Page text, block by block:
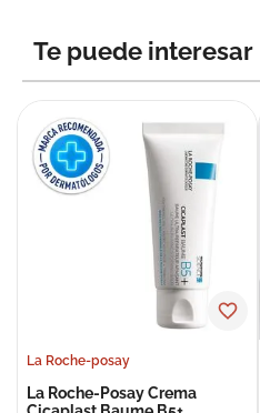
Te puede interesar
La Roche-posay
La Roche-Posay Crema